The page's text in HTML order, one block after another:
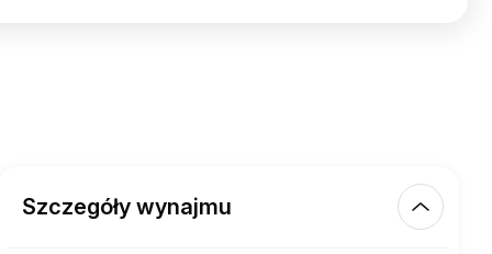
Szczegóły wynajmu